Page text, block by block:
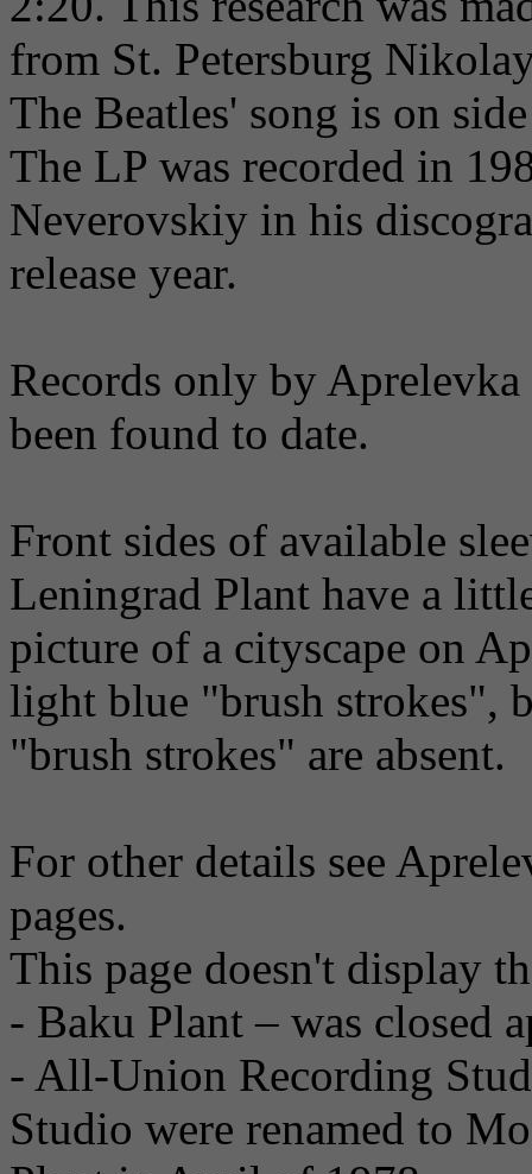
from St. Petersburg
The Beatles' song is on
The LP was recorded in
Neverovskiy in his
release year.
Records only by
been found to date.
Front sides of available
Leningrad Plant have a
picture of a cityscape on
light blue "brush strokes",
"brush strokes" are absent.
For other details see
pages.
This page doesn't display
- Baku Plant – was closed
- All-Union Recording
Studio were renamed to